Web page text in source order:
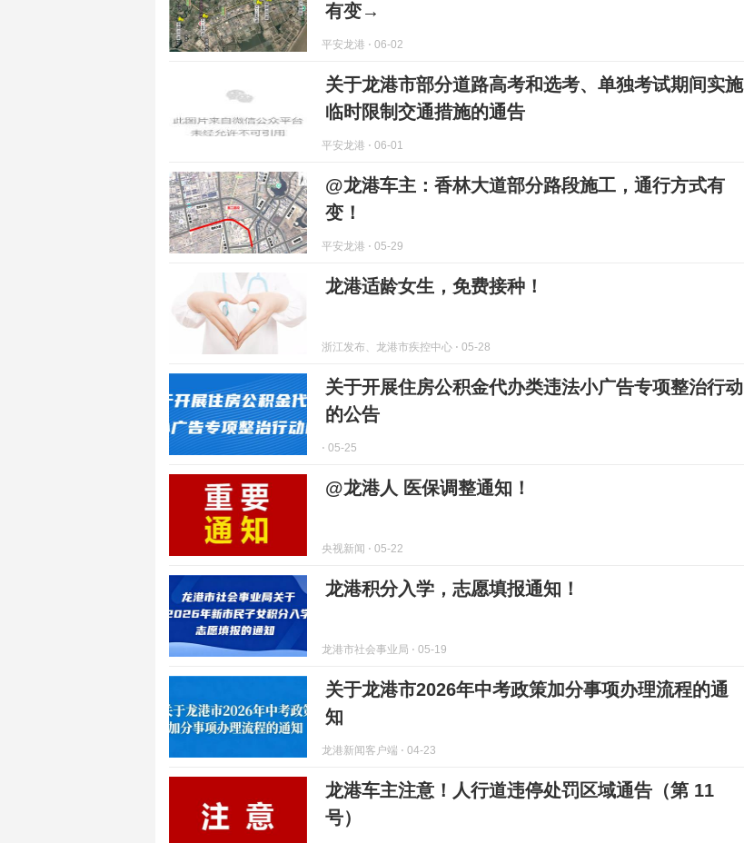
有变→
平安龙港 ⋅ 06-02
关于龙港市部分道路高考和选考、单独考试期间实施
临时限制交通措施的通告
平安龙港 ⋅ 06-01
@龙港车主：香林大道部分路段施工，通行方式有
变！
平安龙港 ⋅ 05-29
龙港适龄女生，免费接种！
浙江发布、龙港市疾控中心 ⋅ 05-28
关于开展住房公积金代办类违法小广告专项整治行动
的公告
⋅ 05-25
@龙港人 医保调整通知！
央视新闻 ⋅ 05-22
龙港积分入学，志愿填报通知！
龙港市社会事业局 ⋅ 05-19
关于龙港市2026年中考政策加分事项办理流程的通
知
龙港新闻客户端 ⋅ 04-23
龙港车主注意！人行道违停处罚区域通告（第 11
号）